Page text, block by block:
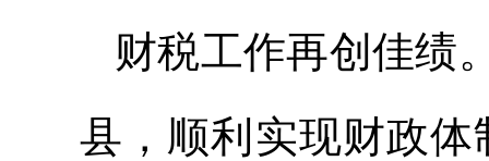
财税工作再创佳绩
县，顺利实现财政